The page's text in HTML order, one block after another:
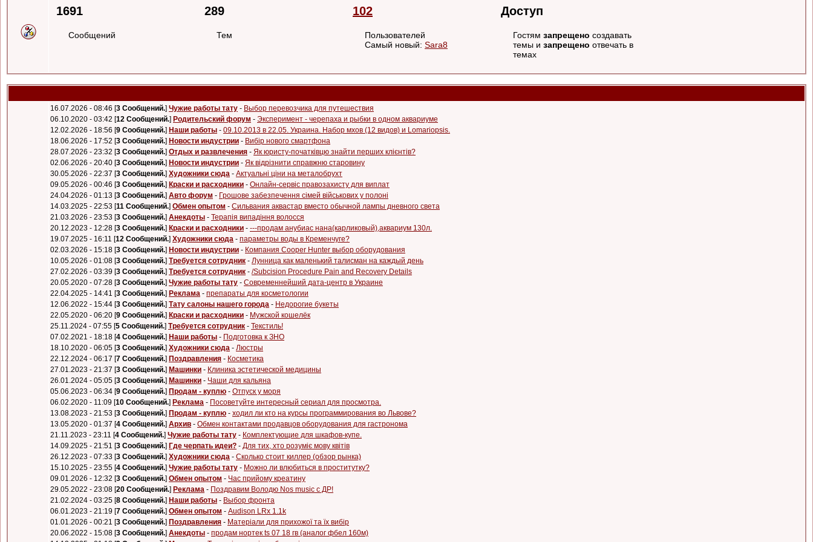
1691
Сообщений
289
Тем
102
Пользователей
Самый новый: Sara8
Доступ
Гостям запрещено создавать
темы и запрещено отвечать в
темах
16.07.2026 - 08:46 [3 Сообщений.] Чужие работы тату - Выбор перевозчика для путешествия
06.10.2020 - 03:42 [12 Сообщений.] Родительский форум - Эксперимент - черепаха и рыбки в одном аквариуме
12.02.2026 - 18:56 [9 Сообщений.] Наши работы - 09.10.2013 в 22.05. Украина. Набор мхов (12 видов) и Lomariopsis.
18.06.2026 - 17:52 [3 Сообщений.] Новости индустрии - Вибір нового смартфона
28.07.2026 - 23:32 [3 Сообщений.] Отдых и развлечения - Як юристу-початківцю знайти перших клієнтів?
02.06.2026 - 20:40 [3 Сообщений.] Новости индустрии - Як відрізнити справжню старовину
30.05.2026 - 22:37 [3 Сообщений.] Художники сюда - Актуальні ціни на металобрухт
09.05.2026 - 00:46 [3 Сообщений.] Краски и расходники - Онлайн-сервіс правозахисту для виплат
24.04.2026 - 01:13 [3 Сообщений.] Авто форум - Грошове забезпечення сімей військових у полоні
14.03.2025 - 22:53 [11 Сообщений.] Обмен опытом - Сильвания аквастар вместо обычной лампы дневного света
21.03.2026 - 23:53 [3 Сообщений.] Анекдоты - Терапія випадіння волосся
20.12.2023 - 12:28 [3 Сообщений.] Краски и расходники - ---продам анубиас нана(карликовый),аквариум 130л.
19.07.2025 - 16:11 [12 Сообщений.] Художники сюда - параметры воды в Кременчуге?
02.03.2026 - 15:18 [3 Сообщений.] Новости индустрии - Компания Cooper Hunter выбор оборудования
10.05.2026 - 01:08 [3 Сообщений.] Требуется сотрудник - Лунница как маленький талисман на каждый день
27.02.2026 - 03:39 [3 Сообщений.] Требуется сотрудник - /Subcision Procedure Pain and Recovery Details
20.05.2020 - 07:28 [3 Сообщений.] Чужие работы тату - Современнейший дата-центр в Украине
22.04.2025 - 14:41 [3 Сообщений.] Реклама - препараты для косметологии
12.06.2022 - 15:44 [3 Сообщений.] Тату салоны нашего города - Недорогие букеты
22.05.2020 - 06:20 [9 Сообщений.] Краски и расходники - Мужской кошелёк
25.11.2024 - 07:55 [5 Сообщений.] Требуется сотрудник - Текстиль!
07.02.2021 - 18:18 [4 Сообщений.] Наши работы - Подготовка к ЗНО
18.10.2020 - 06:05 [3 Сообщений.] Художники сюда - Люстры
22.12.2024 - 06:17 [7 Сообщений.] Поздравления - Косметика
27.01.2023 - 21:37 [3 Сообщений.] Машинки - Клиника эстетической медицины
26.01.2024 - 05:05 [3 Сообщений.] Машинки - Чаши для кальяна
05.06.2023 - 06:34 [9 Сообщений.] Продам - куплю - Отпуск у моря
06.02.2020 - 11:09 [10 Сообщений.] Реклама - Посоветуйте интересный сериал для просмотра.
13.08.2023 - 21:53 [3 Сообщений.] Продам - куплю - ходил ли кто на курсы программирования во Львове?
13.05.2020 - 01:37 [4 Сообщений.] Архив - Обмен контактами продавцов оборудования для гастронома
21.11.2023 - 23:11 [4 Сообщений.] Чужие работы тату - Комплектующие для шкафов-купе.
14.09.2025 - 21:51 [3 Сообщений.] Где черпать идеи? - Для тих, хто розуміє мову квітів
26.12.2023 - 07:33 [3 Сообщений.] Художники сюда - Сколько стоит киллер (обзор рынка)
15.10.2025 - 23:55 [4 Сообщений.] Чужие работы тату - Можно ли влюбиться в проститутку?
09.01.2026 - 12:32 [3 Сообщений.] Обмен опытом - Час прийому креатину
29.05.2022 - 23:08 [20 Сообщений.] Реклама - Поздравим Володю Nos music с ДР!
21.02.2024 - 03:25 [8 Сообщений.] Наши работы - Выбор фронта
06.01.2023 - 21:19 [7 Сообщений.] Обмен опытом - Audison LRx 1.1k
01.01.2026 - 00:21 [3 Сообщений.] Поздравления - Матеріали для прихожої та їх вибір
20.06.2022 - 15:08 [3 Сообщений.] Анекдоты - продам нортек ts 07 18 гв (аналог фбел 160м)